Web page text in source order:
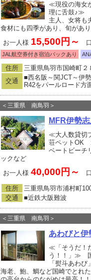
≪現役の海女
理に舌鼓♪≫
主人、女将も
食材にも四季があり、旬があり
お一人様 15,500円～
JAL航空券付き宿泊パックあり
住所
三重県鳥羽市国崎町２
交通
■西名阪～関JCT～伊
R42をパールロード方
＜三重県 南鳥羽＞
MFR伊勢
≪大人数貸切
荘ペットOK
ベートビーチ
ックなど
お一人様 40,000円～
住所
三重県鳥羽市浦村町
交通
■近鉄大阪難波
＜三重県 南鳥羽＞
あわびと
≪「そうだ！
う！！」≫ 国
「熨斗あわ
海老、鮑、鯛など国崎でとれ